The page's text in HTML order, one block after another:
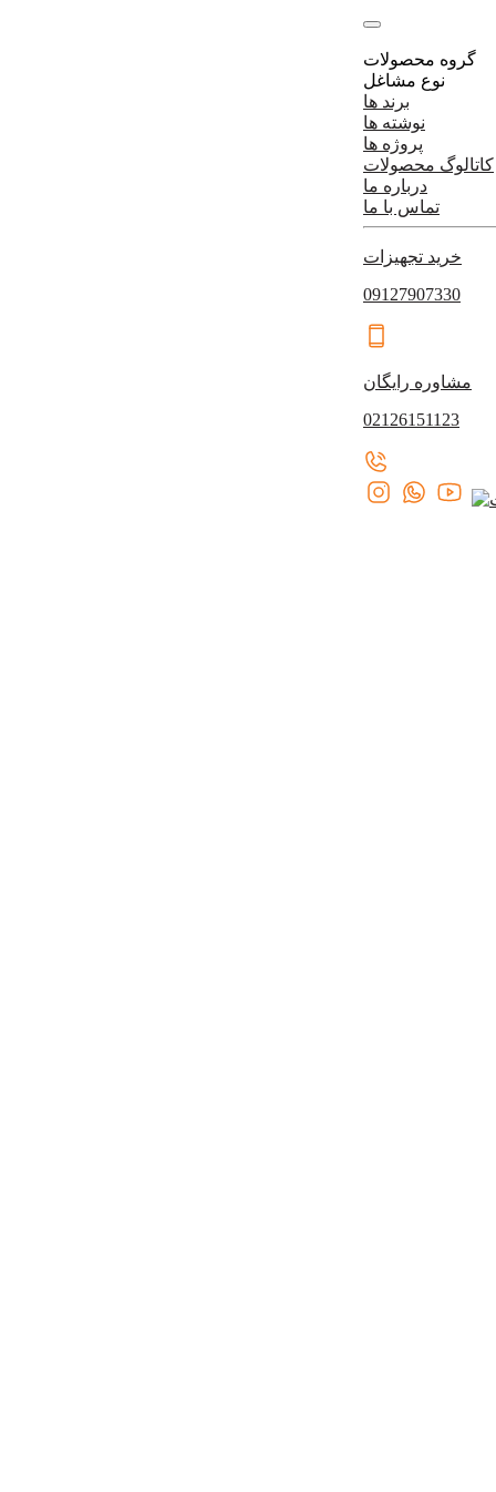
گروه محصولات
نوع مشاغل
برند ها
نوشته ها
پروژه ها
کاتالوگ محصولات
درباره ما
تماس با ما
خرید تجهیزات
09127907330
مشاوره رایگان
02126151123